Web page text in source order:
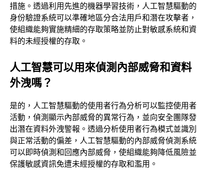
措施。透過利用先進的機器學習技術，人工智慧驅動的
身份驗證系統可以準確地區分合法用戶和潛在攻擊者，
使組織能夠實施精細的存取策略並防止對敏感系統和資
料的未經授權的存取。
人工智慧可以用來偵測內部威脅和資料
外洩嗎？
是的，人工智慧驅動的使用者行為分析可以監控使用者
活動，偵測顯示內部威脅的異常行為，並向安全團隊發
出潛在資料外洩警報。透過分析使用者行為模式並識別
與正常活動的偏差，人工智慧驅動的內部威脅偵測系統
可以即時偵測和回應內部威脅，使組織能夠降低風險並
保護敏感資訊免遭未經授權的存取和濫用。